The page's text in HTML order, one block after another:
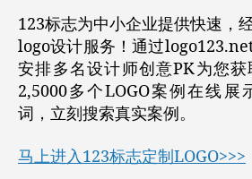
123标志为中小企业提供快速，
logo设计服务！通过
安排多名设计师创意PK为您获
2,5000多个LOGO案例在线展
词，立刻搜索真实案例。
马上进入123标志定制LOGO>>>